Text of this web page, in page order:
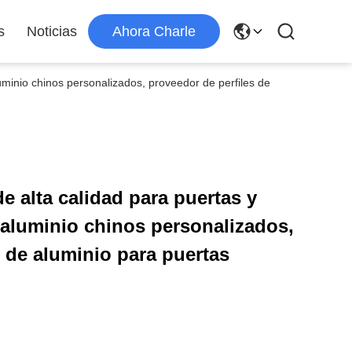
Noticias Ahora Charle
chinos personalizados, proveedor de perfiles de
alta calidad para puertas y
chinos personalizados,
aluminio para puertas